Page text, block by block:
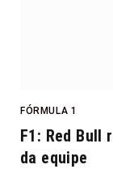
FÓRMULA 1
F1: Red Bull
da equipe